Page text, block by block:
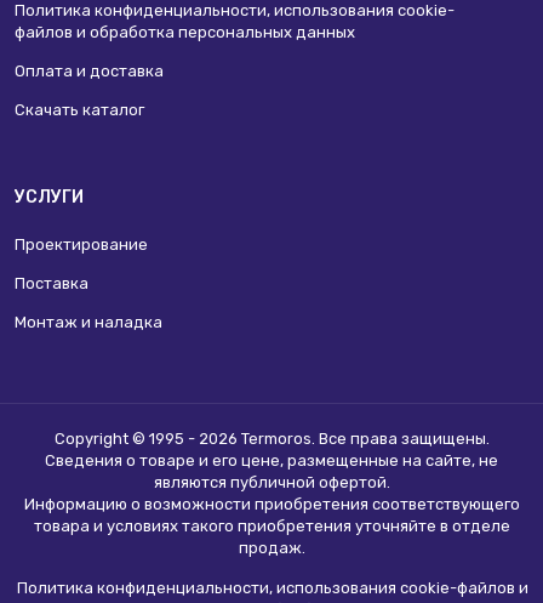
Политика конфиденциальности, использования сookie-
файлов и обработка персональных данных
Оплата и доставка
Скачать каталог
УСЛУГИ
Проектирование
Поставка
Монтаж и наладка
Copyright © 1995 - 2026 Termoros. Все права защищены.
Сведения о товаре и его цене, размещенные на сайте, не
являются публичной офертой.
Информацию о возможности приобретения соответствующего
товара и условиях такого приобретения уточняйте в отделе
продаж.
Политика конфиденциальности, использования сookie-файлов и